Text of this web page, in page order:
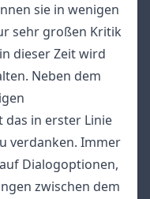
sie in wenigen
sehr großen Kritik
dieser Zeit wird
Neben dem
in erster Linie
verdanken. Immer
Dialogoptionen,
zwischen dem